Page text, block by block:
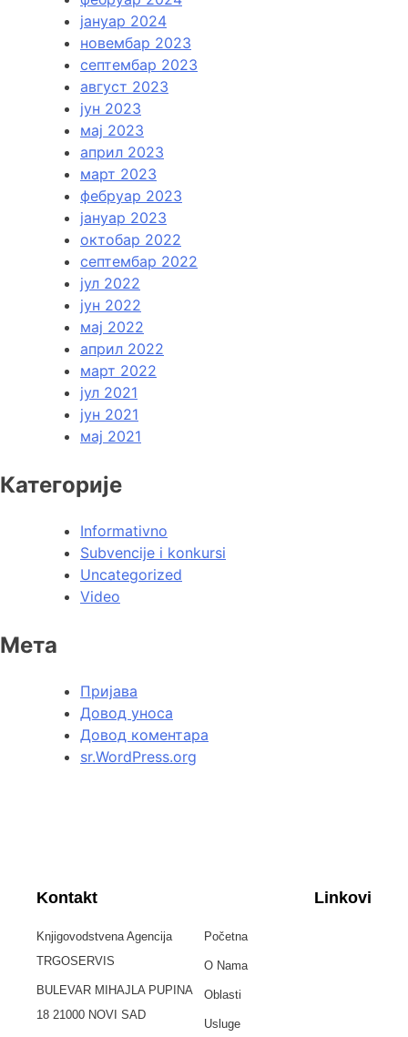
јануар 2024
новембар 2023
септембар 2023
август 2023
јун 2023
мај 2023
април 2023
март 2023
фебруар 2023
јануар 2023
октобар 2022
септембар 2022
јул 2022
јун 2022
мај 2022
април 2022
март 2022
јул 2021
јун 2021
мај 2021
Категорије
Informativno
Subvencije i konkursi
Uncategorized
Video
Мета
Пријава
Довод уноса
Довод коментара
sr.WordPress.org
Kontakt
Knjigovodstvena Agencija
TRGOSERVIS
BULEVAR MIHAJLA PUPINA
18 21000 NOVI SAD
Linkovi
Početna
O Nama
Oblasti
Usluge